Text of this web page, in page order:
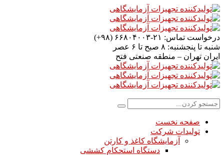
درخواست تماس: ۲۱-۶۶۸۰۴۰۰۳ (۹۸+)
شنبه تا پنجشنبه: ۸ صبح تا ۶ عصر
ایران تهران – منطقه صنعتی فتح
صفحه نخست
تولیدات شرکت
آزمایشگاه کاغذ و کارتن
دستگاه استحکام کششی